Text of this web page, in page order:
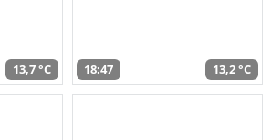
13,7 °C 18:47 13,2 °C